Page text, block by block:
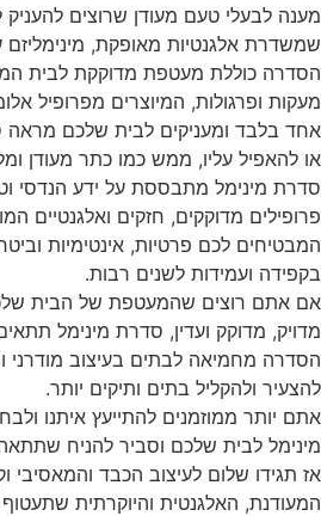
מענה לבעלי טעם מעודן שרוצים
שמשדרת אלגנטיות מאופקת, מינימליזם
הסדרה כוללת מעטפת מדוקקת לבית
מעקות ופרגולות, המיוצרים מפרופיל
אחד בלבד ומעניקים לבית שלכם מראה
או להאפיל עליו, ממש כמו כתר מעודן
סדרת מינימל מתבססת על ידע הנדסי
פרופילים מדוקקים, חזקים ואלגנטיים
המבטיחים לכם פרטיות, אינטימיות
בקפידה ועמידות לשנים רבות.
אם אתם רוצים שהמעטפת של הבית
מדויק, מדוקק ועדין, סדרת מינימל
הסדרה מחמיאה לבתים בעיצוב מודרני
להצעיר ולהקליל בתים ותיקים יותר.
אתם יותר ממוזמנים להתייעץ איתנו
מינימל לבית שלכם וסביר להניח
אז תגידו שלום לעיצוב הכבד והמאסיבי
המעודנת, האלגנטית והיוקרתית